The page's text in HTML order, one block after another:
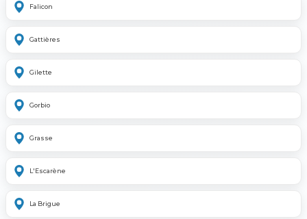
Falicon
Gattières
Gilette
Gorbio
Grasse
L'Escarène
La Brigue